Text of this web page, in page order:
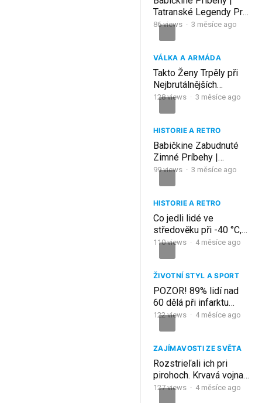
Tatranské Legendy Pri
Krbe | Slovenské
86views · 3 měsíce ago
VÁLKA A ARMÁDA
Takto Ženy Trpěly při
Nejbrutálnějších
ZNÁS1LNĚNÍCH Druhé
128views · 3 měsíce ago
HISTORIE A RETRO
Babičkine Zabudnuté
Zimné Príbehy |
Poviedky pri Krbe na
99views · 3 měsíce ago
HISTORIE A RETRO
Co jedli lidé ve
středověku při -40 °C,
aby se zahřáli?
110views · 4 měsíce ago
ŽIVOTNÍ STYL A SPORT
POZOR! 89% lidí nad
60 dělá při infarktu
TUHLE CHYBU a umírá…
122views · 4 měsíce ago
ZAJÍMAVOSTI ZE SVĚTA
Rozstrieľali ich pri
pirohoch. Krvavá vojna
poľskej mafie
127views · 4 měsíce ago